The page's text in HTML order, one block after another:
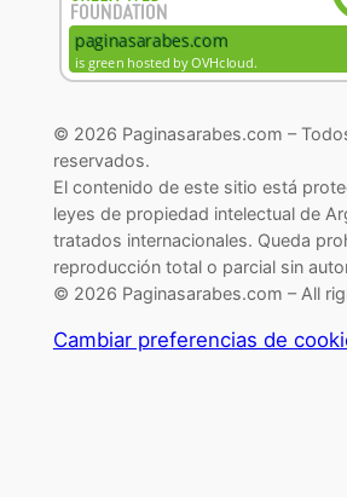
© 2026 Paginasarabes.com –
reservados.
El contenido de este sitio está
leyes de propiedad intelectual de
tratados internacionales. Queda
reproducción total o parcial sin
© 2026 Paginasarabes.com – All
Cambiar preferencias de